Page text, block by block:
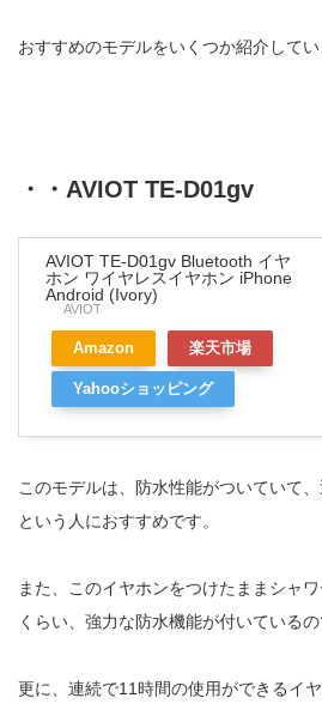
おすすめのモデルをいくつか紹介してい
・・AVIOT TE-D01gv
AVIOT TE-D01gv Bluetooth イヤ
ホン ワイヤレスイヤホン iPhone
Android (Ivory)
AVIOT
Amazon 楽天市場
Yahooショッピング
このモデルは、防水性能がついていて
という人におすすめです。
また、このイヤホンをつけたままシャ
くらい、強力な防水機能が付いているの
更に、連続で11時間の使用ができるイ